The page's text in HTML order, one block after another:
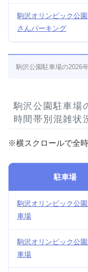
駒沢オリンピック公
さんパーキング
駒沢公園駐車場の2026
駒沢公園駐車場
時間帯別混雑状
※横スクロールで全
駐車場
駒沢オリンピック公
車場
駒沢オリンピック公
車場